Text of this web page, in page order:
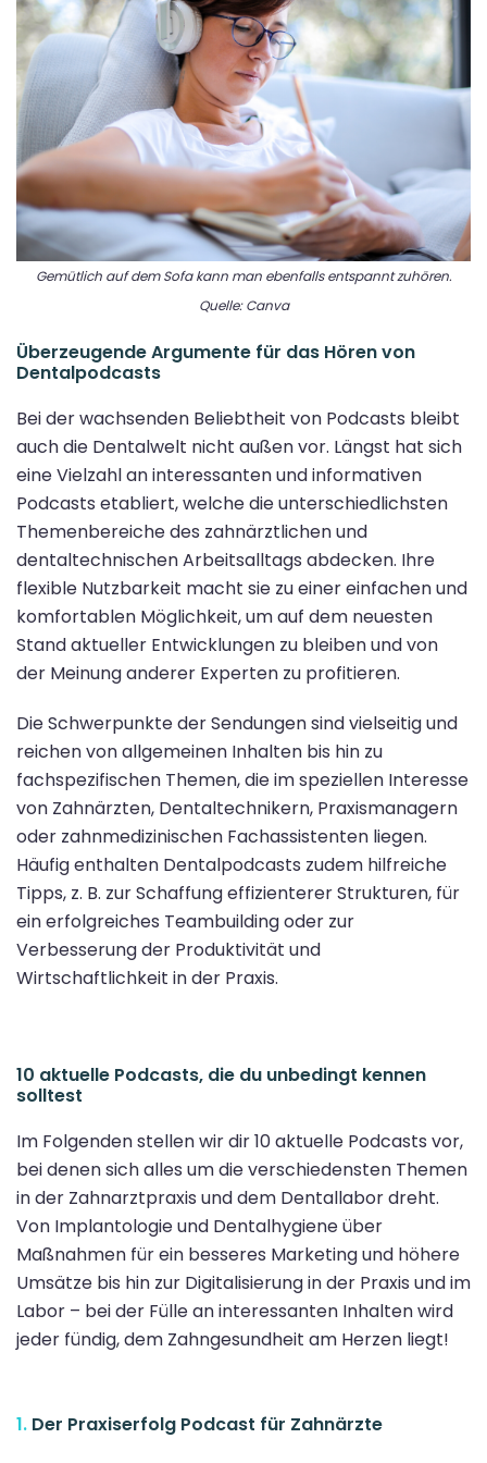
Gemütlich auf dem Sofa kann man ebenfalls entspannt zuhören.
Quelle: Canva
Überzeugende Argumente für das Hören von
Dentalpodcasts
Bei der wachsenden Beliebtheit von Podcasts bleibt
auch die Dentalwelt nicht außen vor. Längst hat sich
eine Vielzahl an interessanten und informativen
Podcasts etabliert, welche die unterschiedlichsten
Themenbereiche des zahnärztlichen und
dentaltechnischen Arbeitsalltags abdecken. Ihre
flexible Nutzbarkeit macht sie zu einer einfachen und
komfortablen Möglichkeit, um auf dem neuesten
Stand aktueller Entwicklungen zu bleiben und von
der Meinung anderer Experten zu profitieren.
Die Schwerpunkte der Sendungen sind vielseitig und
reichen von allgemeinen Inhalten bis hin zu
fachspezifischen Themen, die im speziellen Interesse
von Zahnärzten, Dentaltechnikern, Praxismanagern
oder zahnmedizinischen Fachassistenten liegen.
Häufig enthalten Dentalpodcasts zudem hilfreiche
Tipps, z. B. zur Schaffung effizienterer Strukturen, für
ein erfolgreiches Teambuilding oder zur
Verbesserung der Produktivität und
Wirtschaftlichkeit in der Praxis.
10 aktuelle Podcasts, die du unbedingt kennen
solltest
Im Folgenden stellen wir dir 10 aktuelle Podcasts vor,
bei denen sich alles um die verschiedensten Themen
in der Zahnarztpraxis und dem Dentallabor dreht.
Von Implantologie und Dentalhygiene über
Maßnahmen für ein besseres Marketing und höhere
Umsätze bis hin zur Digitalisierung in der Praxis und im
Labor – bei der Fülle an interessanten Inhalten wird
jeder fündig, dem Zahngesundheit am Herzen liegt!
1. Der Praxiserfolg Podcast für Zahnärzte